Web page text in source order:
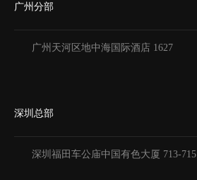
广州分部
广州天河区地中海国际酒店 1627
深圳总部
深圳福田车公庙中国有色大厦 713-715